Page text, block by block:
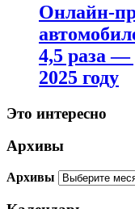
Онлайн-
4,5 раза
2025 году
Это интересно
Архивы
Архивы